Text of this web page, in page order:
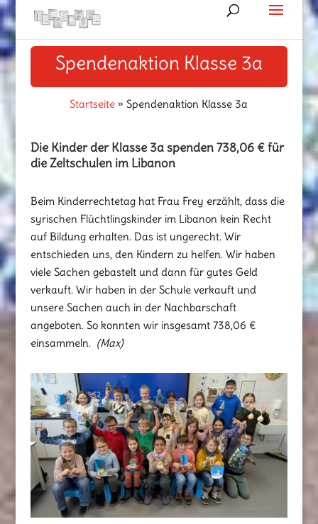
Spendenaktion Klasse 3a
Startseite »Spendenaktion Klasse 3a
Die Kinder der Klasse 3a spenden 738,06 € für
die Zeltschulen im Libanon
Beim Kinderrechtetag hat Frau Frey erzählt, dass die
syrischen Flüchtlingskinder im Libanon kein Recht
auf Bildung erhalten. Das ist ungerecht. Wir
entschieden uns, den Kindern zu helfen. Wir haben
viele Sachen gebastelt und dann für gutes Geld
verkauft. Wir haben in der Schule verkauft und
unsere Sachen auch in der Nachbarschaft
angeboten. So konnten wir insgesamt 738,06 €
einsammeln. (Max)